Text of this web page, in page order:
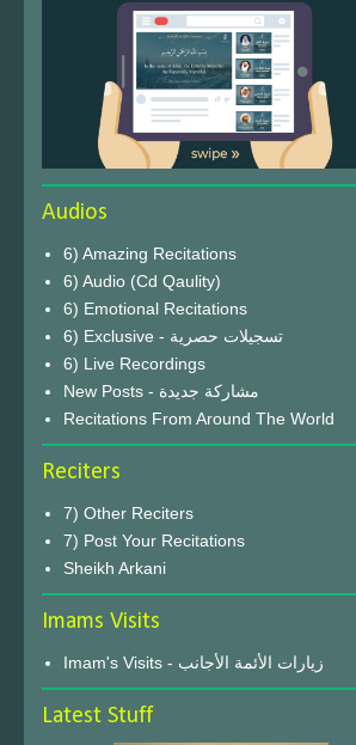
Audios
6) Amazing Recitations
6) Audio (Cd Qaulity)
6) Emotional Recitations
6) Exclusive - تسجيلات حصرية
6) Live Recordings
New Posts - مشاركة جديدة
Recitations From Around The World
Reciters
7) Other Reciters
7) Post Your Recitations
Sheikh Arkani
Imams Visits
Imam's Visits - زيارات الأئمة الأجانب
Latest Stuff